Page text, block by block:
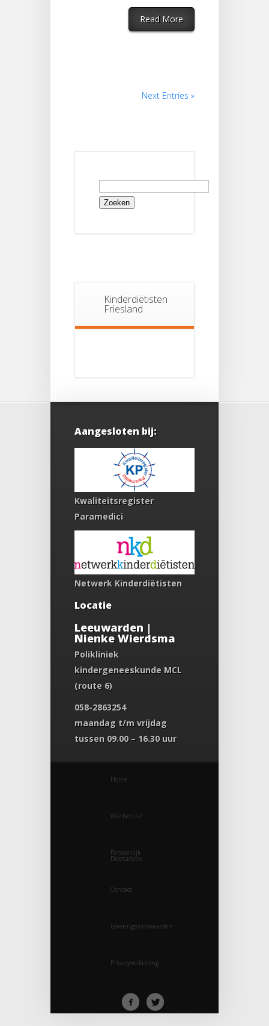
Read More
Next Entries »
Zoeken
Kinderdiëtisten
Friesland
Aangesloten bij:
Kwaliteitsregister
Paramedici
Netwerk Kinderdiëtisten
Locatie
Leeuwarden |
Nienke Wierdsma
Polikliniek
kindergeneeskunde MCL
(route 6)
058-2863254
maandag t/m vrijdag
tussen 09.00 – 16.30 uur
Home
Wie ben ik?
Persoonlijk
Dieetadvies
Contact
Leveringsvoorwaarden
Privacyverklaring